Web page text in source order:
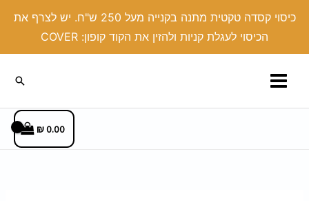
כיסוי קסדה טקטית מתנה בקנייה מעל 250 ש"ח. יש לצרף את
הכיסוי לעגלת קניות ולהזין את הקוד קופון: COVER
חיפוש
0.00
₪